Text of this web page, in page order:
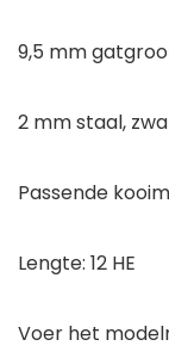
9,5 mm
2 mm staal,
Passende
Lengte: 12 HE
Voer het